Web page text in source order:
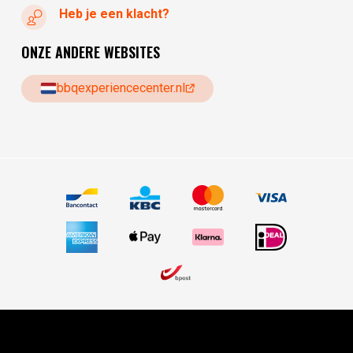
Heb je een klacht?
ONZE ANDERE WEBSITES
bbqexperiencecenter.nl